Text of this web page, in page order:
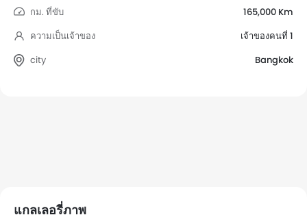
กม. ที่ขับ
165,000 Km
ความเป็นเจ้าของ
เจ้าของคนที่ 1
city
Bangkok
แกลเลอรี่ภาพ